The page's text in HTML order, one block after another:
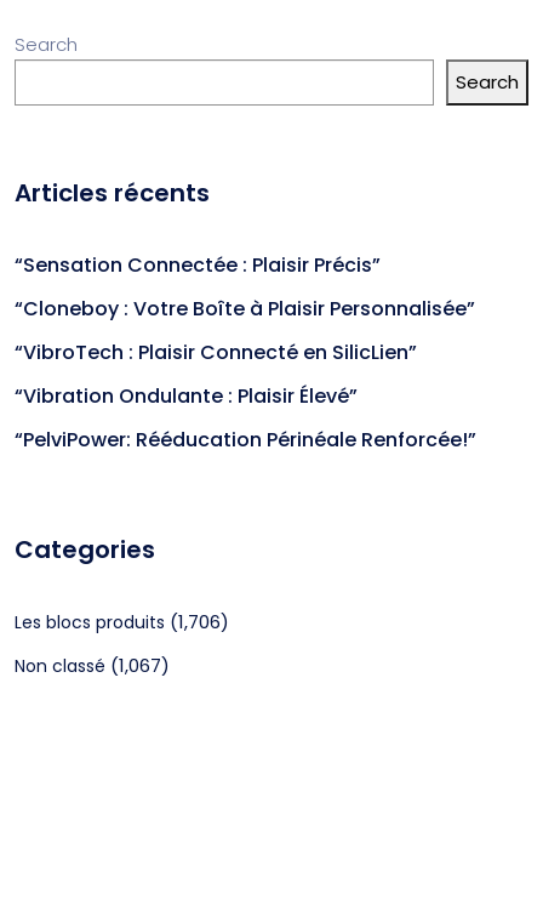
Search
Search
Articles récents
“Sensation Connectée : Plaisir Précis”
“Cloneboy : Votre Boîte à Plaisir Personnalisée”
“VibroTech : Plaisir Connecté en SilicLien”
“Vibration Ondulante : Plaisir Élevé”
“PelviPower: Rééducation Périnéale Renforcée!”
Categories
Les blocs produits (1,706)
Non classé (1,067)